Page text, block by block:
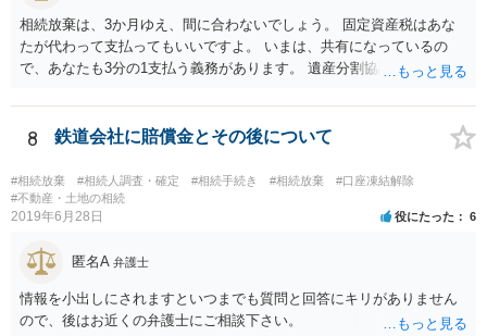
相続放棄は、3か月ゆえ、間に合わないでしょう。 固定資産税はあな
たが代わって支払ってもいいですよ。 いまは、共有になっているの
で、あなたも3分の1支払う義務があります。 遺産分割協議をして、不
払い義務があります。
8 鉄道会社に賠償金とその後について
#相続放棄 #相続人調査・確定 #相続手続き #相続放棄
#口座凍結解除
#不動産・土地の相続
2019年6月28日 役にたった 6
匿名A 弁護士
情報を小出しにされますといつまでも質問と回答にキリがありません
ので、後はお近くの弁護士にご相談下さい。